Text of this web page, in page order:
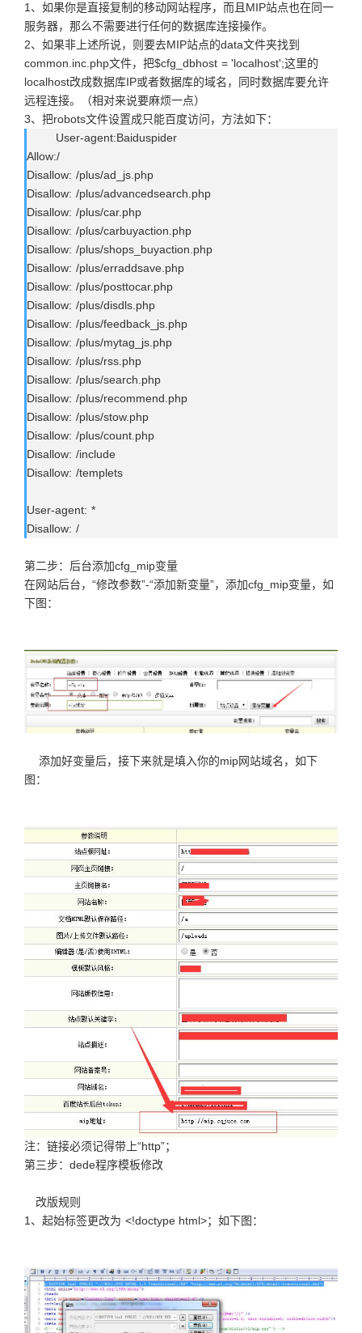
1、如果你是直接复制的移动网站程序，而且MIP站点也在同一
服务器，那么不需要进行任何的数据库连接操作。
2、如果非上述所说，则要去MIP站点的data文件夹找到
common.inc.php文件，把$cfg_dbhost = 'localhost';这里的
localhost改成数据库IP或者数据库的域名，同时数据库要允许
远程连接。（相对来说要麻烦一点）
3、把robots文件设置成只能百度访问，方法如下：
User-agent:Baiduspider
Allow:/
Disallow: /plus/ad_js.php
Disallow: /plus/advancedsearch.php
Disallow: /plus/car.php
Disallow: /plus/carbuyaction.php
Disallow: /plus/shops_buyaction.php
Disallow: /plus/erraddsave.php
Disallow: /plus/posttocar.php
Disallow: /plus/disdls.php
Disallow: /plus/feedback_js.php
Disallow: /plus/mytag_js.php
Disallow: /plus/rss.php
Disallow: /plus/search.php
Disallow: /plus/recommend.php
Disallow: /plus/stow.php
Disallow: /plus/count.php
Disallow: /include
Disallow: /templets
User-agent: *
Disallow: /
第二步：后台添加cfg_mip变量
在网站后台，“修改参数”-“添加新变量”，添加cfg_mip变量，如
下图：
添加好变量后，接下来就是填入你的mip网站域名，如下
图：
注：链接必须记得带上“http”；
第三步：dede程序模板修改
改版规则
1、起始标签更改为 <!doctype html>；如下图：